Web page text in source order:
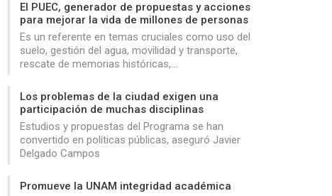
El PUEC, generador de propuestas y acciones
para mejorar la vida de millones de personas
Es un referente en temas cruciales como uso del
suelo, gestión del agua, movilidad y transporte,
rescate de memorias históricas,…
Los problemas de la ciudad exigen una
participación de muchas disciplinas
Estudios y propuestas del Programa se han
convertido en políticas públicas, aseguró Javier
Delgado Campos
Promueve la UNAM integridad académica